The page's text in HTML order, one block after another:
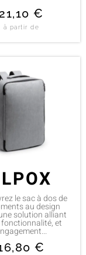
21,10 €
à partir de
le sac à dos de
au design
solution alliant
fonctionnalité, et
€